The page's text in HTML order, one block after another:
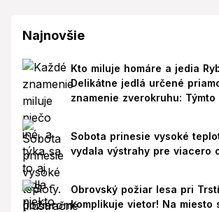
Najnovšie
Kto miluje homáre a jedia
Delikátne jedlá určené
znamenie zverokruhu:
Sobota prinesie vysoké
vydala výstrahy pre viacero
Obrovský požiar lesa pri
komplikuje vietor! Na miesto